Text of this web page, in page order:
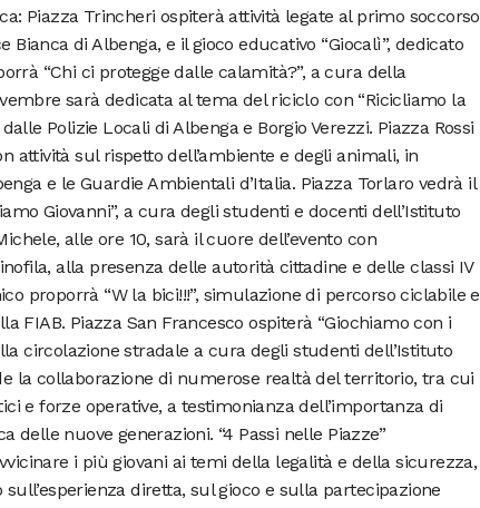
Piazza Trincheri ospiterà attività legate al primo soccorso
Bianca di Albenga, e il gioco educativo “Giocalì”, dedicato
“Chi ci protegge dalle calamità?”, a cura della
sarà dedicata al tema del riciclo con “Ricicliamo la
Polizie Locali di Albenga e Borgio Verezzi. Piazza Rossi
attività sul rispetto dell’ambiente e degli animali, in
e le Guardie Ambientali d’Italia. Piazza Torlaro vedrà il
Giovanni”, a cura degli studenti e docenti dell’Istituto
alle ore 10, sarà il cuore dell’evento con
alla presenza delle autorità cittadine e delle classi IV
proporrà “W la bici!!!”, simulazione di percorso ciclabile e
FIAB. Piazza San Francesco ospiterà “Giochiamo con i
circolazione stradale a cura degli studenti dell’Istituto
la collaborazione di numerose realtà del territorio, tra cui
e forze operative, a testimonianza dell’importanza di
delle nuove generazioni. “4 Passi nelle Piazze”
i più giovani ai temi della legalità e della sicurezza,
diretta, sul gioco e sulla partecipazione